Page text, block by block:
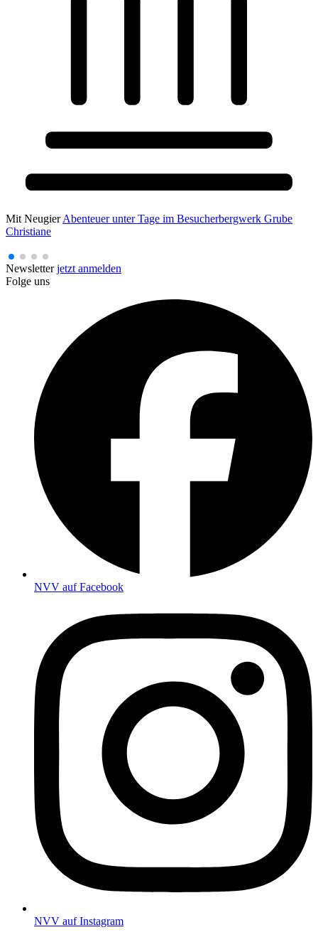
Mit NeugierAbenteuer unter Tage im Besucherbergwerk Grube
Christiane
Newsletterjetzt anmelden
Folge uns
NVV auf Facebook
NVV auf Instagram